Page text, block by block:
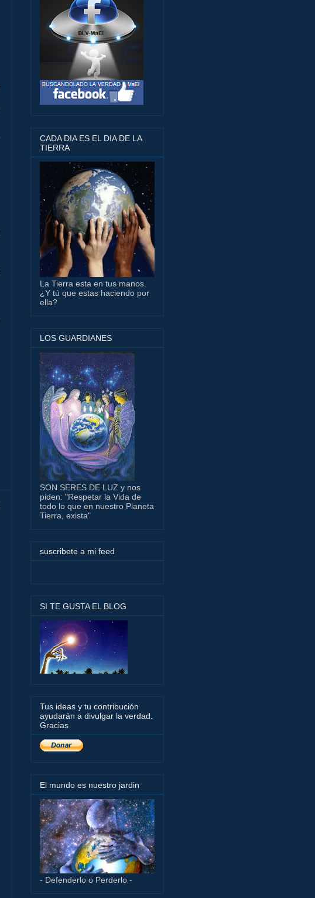
CADA DIA ES EL DIA DE LA
TIERRA
La Tierra esta en tus manos.
¿Y tú que estas haciendo por
ella?
LOS GUARDIANES
SON SERES DE LUZ y nos
piden: "Respetar la Vida de
todo lo que en nuestro Planeta
Tierra, exista"
suscribete a mi feed
SI TE GUSTA EL BLOG
Tus ideas y tu contribución
ayudarán a divulgar la verdad.
Gracias
El mundo es nuestro jardin
- Defenderlo o Perderlo -